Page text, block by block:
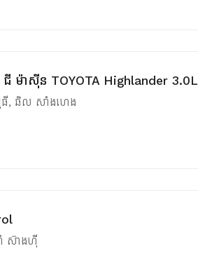
ជី ម៉ាស៊ីន TOYOTA Highlander 3.0L
, ឆិល សាំងហេង
ស៊ាងហ៊ី